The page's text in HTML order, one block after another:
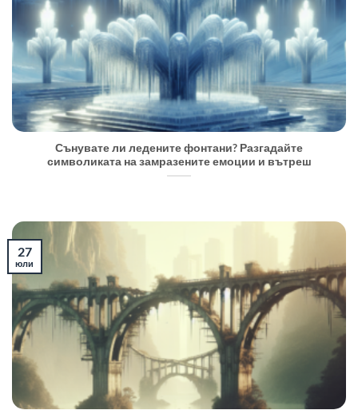
Сънувате ли ледените фонтани? Разгадайте
символиката на замразените емоции и вътреш
27
юли